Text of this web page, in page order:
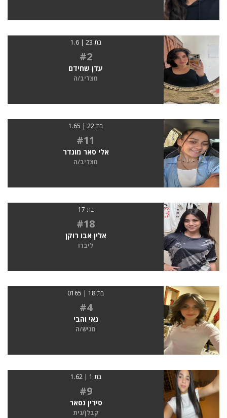
בת 23 | 1.6
#2
עדן שחידם
מצליב/ה
בת 22 | 1.65
#11
אלי סאר מונדר
מצליב/ה
בת 17
#18
אלין אבו רוקן
ליברו
בת 18 | 0165
#4
נאי והבי
מגיש/ה
בת 1 | 1.62
#9
סירין נסאר
קבלן/נית